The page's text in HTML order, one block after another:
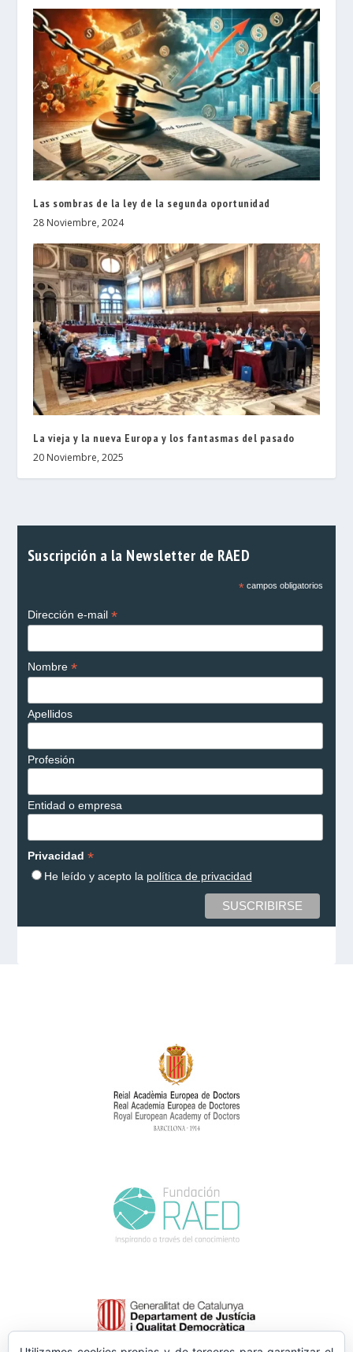
Las sombras de la ley de la segunda oportunidad
28 Noviembre, 2024
La vieja y la nueva Europa y los fantasmas del pasado
20 Noviembre, 2025
Suscripción a la Newsletter de RAED
*campos obligatorios
Dirección e-mail *
Nombre *
Apellidos
Profesión
Entidad o empresa
Privacidad *
He leído y acepto la política de privacidad